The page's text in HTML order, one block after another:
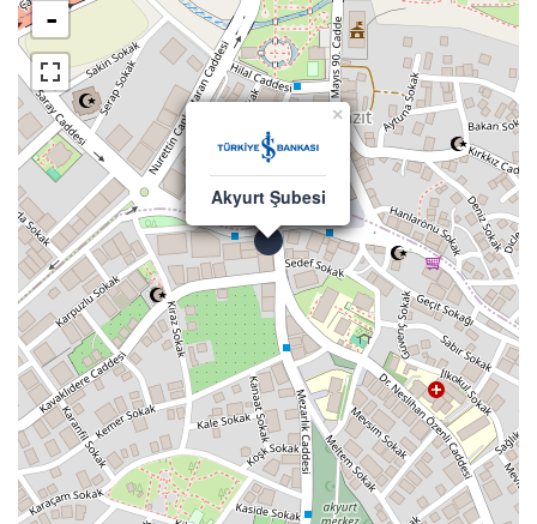
×
Akyurt Şubesi
-